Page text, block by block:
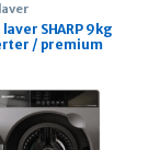
SHARP 9kg
/ premium